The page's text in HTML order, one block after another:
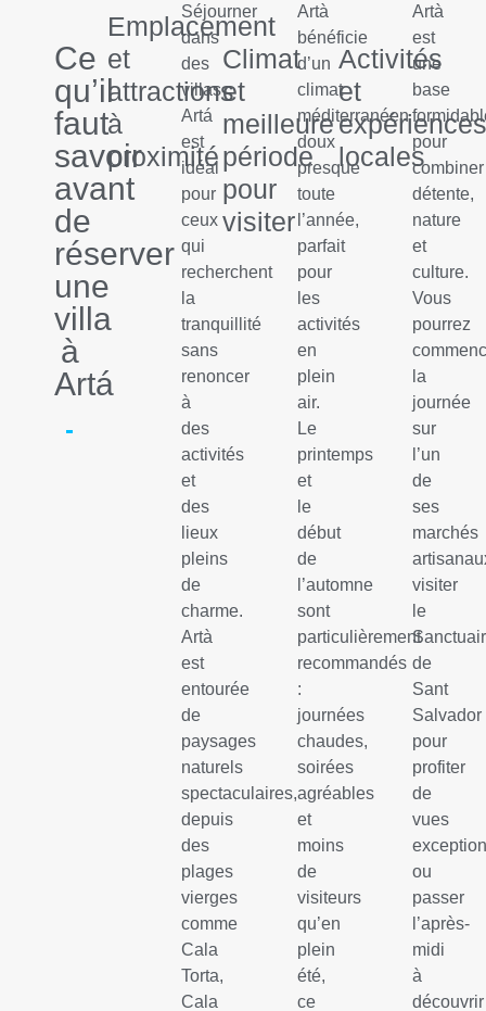
Ce
qu’il
faut
savoir
avant
de
réserver
une
villa
à
Artá
Emplacement
et
attractions
à
proximité
Séjourner
dans
des
villas
Artá
est
idéal
pour
ceux
qui
recherchent
la
tranquillité
sans
renoncer
à
des
activités
et
des
lieux
pleins
de
charme.
Artà
est
entourée
de
paysages
naturels
spectaculaires,
depuis
des
plages
vierges
comme
Cala
Torta,
Cala
Climat
et
meilleure
période
pour
visiter
Artà
bénéficie
d’un
climat
méditerranéen
doux
presque
toute
l’année,
parfait
pour
les
activités
en
plein
air.
Le
printemps
et
le
début
de
l’automne
sont
particulièrement
recommandés
:
journées
chaudes,
soirées
agréables
et
moins
de
visiteurs
qu’en
plein
été,
ce
Activités
et
expériences
locales
Artà
est
une
base
pour
combiner
détente,
nature
et
culture.
Vous
pourrez
la
journée
sur
l’un
de
ses
marchés
visiter
le
de
Sant
Salvador
pour
profiter
de
vues
ou
passer
l’après-
midi
à
découvrir